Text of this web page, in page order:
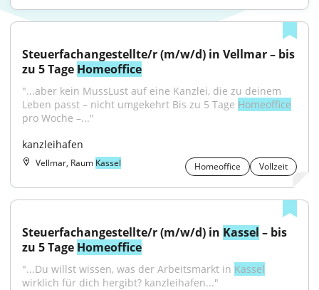
Steuerfachangestellte/r (m/w/d) in Vellmar – bis
zu 5 Tage Homeoffice
"...aber kein MussLust auf eine Kanzlei, die zu deinem
Leben passt – nicht umgekehrt Bis zu 5 Tage Homeoffice
pro Woche –..."
kanzleihafen
Vellmar, Raum Kassel Homeoffice Vollzeit
Steuerfachangestellte/r (m/w/d) in Kassel – bis
zu 5 Tage Homeoffice
"...Du willst wissen, was der Arbeitsmarkt in Kassel
wirklich für dich hergibt? kanzleihafen..."